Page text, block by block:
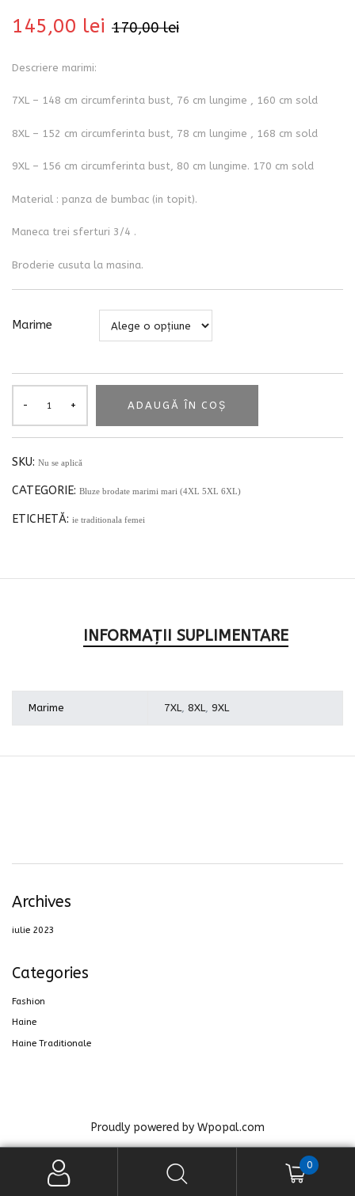
170,00lei
145,00 lei
Descriere marimi:
7XL – 148 cm circumferinta bust, 76 cm lungime , 160 cm sold
8XL – 152 cm circumferinta bust, 78 cm lungime , 168 cm sold
9XL – 156 cm circumferinta bust, 80 cm lungime. 170 cm sold
Material : panza de bumbac (in topit).
Maneca trei sferturi 3/4 .
Broderie cusuta la masina.
Marime
ADAUGĂ ÎN COȘ
SKU: Nu se aplică
CATEGORIE: Bluze brodate marimi mari (4XL 5XL 6XL)
ETICHETĂ: ie traditionala femei
INFORMAȚII SUPLIMENTARE
Marime 7XL 8XL 9XL
Archives
iulie 2023
Categories
Fashion
Haine
Haine Traditionale
Proudly powered by Wpopal.com
0